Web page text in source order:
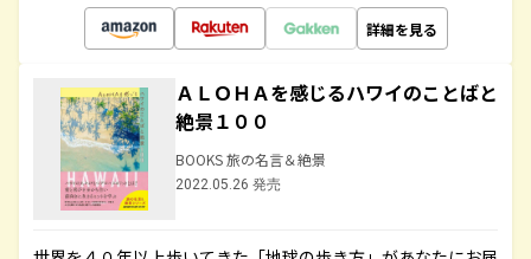
詳細を見る
ＡＬＯＨＡを感じるハワイのことばと
絶景１００
BOOKS 旅の名言＆絶景
2022.05.26 発売